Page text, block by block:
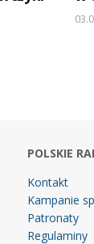
POLSKIE
Kontakt
Kampanie
Patronaty
Regulaminy